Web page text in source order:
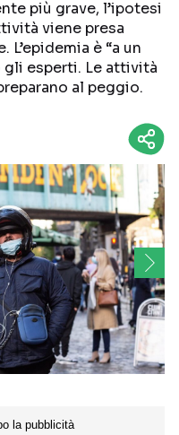
più grave, l’ipotesi
viene presa
è “a un
esperti. Le attività
al peggio.